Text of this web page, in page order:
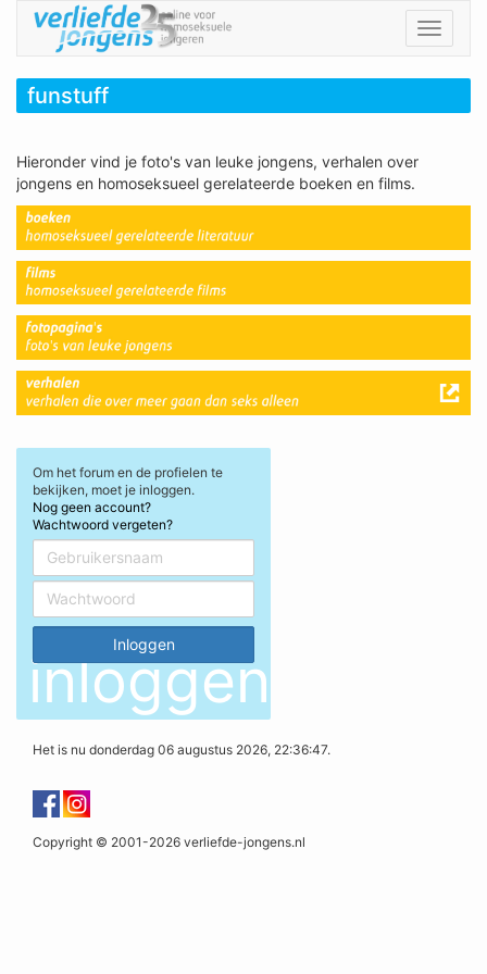
Toggle
funstuff
Hieronder vind je foto's van leuke jongens, verhalen over
jongens en homoseksueel gerelateerde boeken en films.
inloggen
Om het forum en de profielen te
bekijken, moet je inloggen.
Nog geen account?
Wachtwoord vergeten?
Het is nu donderdag 06 augustus 2026, 22:36:47.
Copyright © 2001-2026 verliefde-jongens.nl